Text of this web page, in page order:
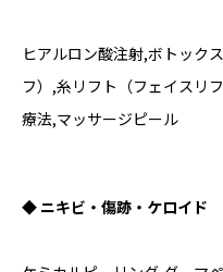
ヒアルロン酸注射,ボトック
フ）,糸リフト（フェイスリ
療法,マッサージピール
◆ ニキビ・傷跡・ケロイド